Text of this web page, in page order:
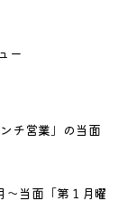
ー
チ営業」の当面
〜当面「第１月曜